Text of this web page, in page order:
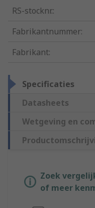
RS-stocknr.:
Fabrikantnummer:
Fabrikant:
Specificaties
Datasheets
Wetgeving en
Zoek
of meer